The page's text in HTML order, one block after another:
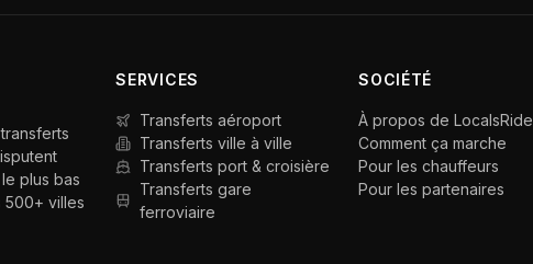
plus bas
500+ villes
SERVICES
Transferts aéroport
Transferts ville à ville
Transferts port & croisière
Transferts gare
ferroviaire
SOCIÉTÉ
À propos de LocalsRide
Comment ça marche
Pour les chauffeurs
Pour les partenaires